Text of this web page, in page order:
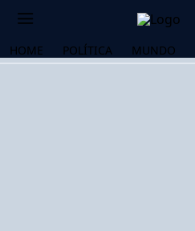
HOME POLÍTICA MUNDO